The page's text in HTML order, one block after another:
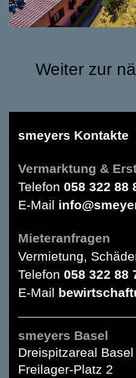
Weiter zur
smeyers Kontakte
Vermarktung &
Telefon 058 322 88
E-Mail
Mieteranfragen
Vermietung,
Telefon 058 322 88
E-Mail
smeyers Basel
Dreispitzareal Basel
Freilager-Platz 2